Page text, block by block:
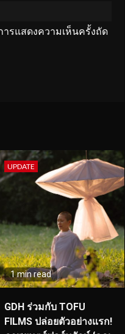
รแสดงความเห็นครั้งถัด
UPDATE
1 min read
GDH ร่วมกับ TOFU
FILMS ปล่อยตัวอย่างแรก!